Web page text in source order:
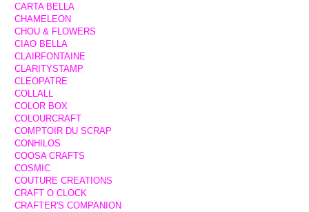
CARTA BELLA
CHAMELEON
CHOU & FLOWERS
CIAO BELLA
CLAIRFONTAINE
CLARITYSTAMP
CLEOPATRE
COLLALL
COLOR BOX
COLOURCRAFT
COMPTOIR DU SCRAP
CONHILOS
COOSA CRAFTS
COSMIC
COUTURE CREATIONS
CRAFT O CLOCK
CRAFTER'S COMPANION